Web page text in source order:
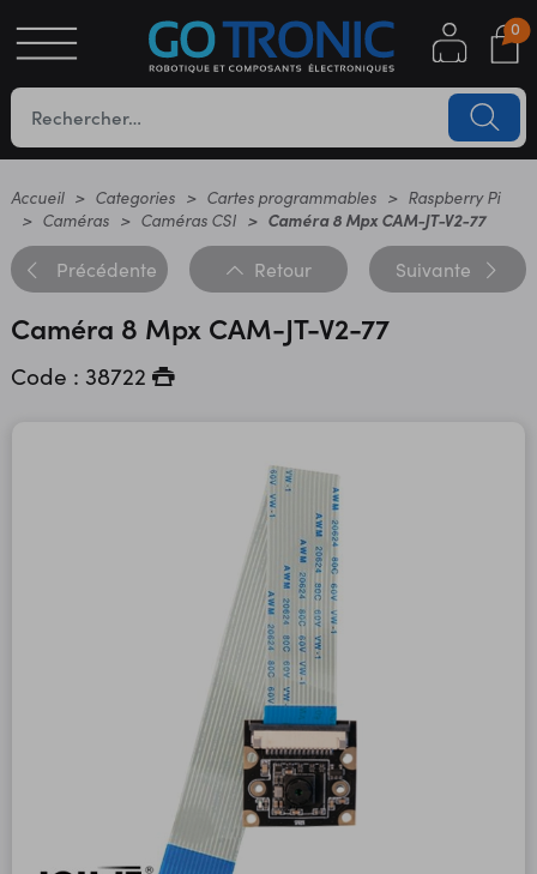
0
Accueil Categories Cartes programmables
Raspberry Pi
Caméras
Caméras CSI Caméra 8 Mpx CAM-JT-V2-77
Précédente Retour Suivante
Caméra 8 Mpx CAM-JT-V2-77
Code : 38722